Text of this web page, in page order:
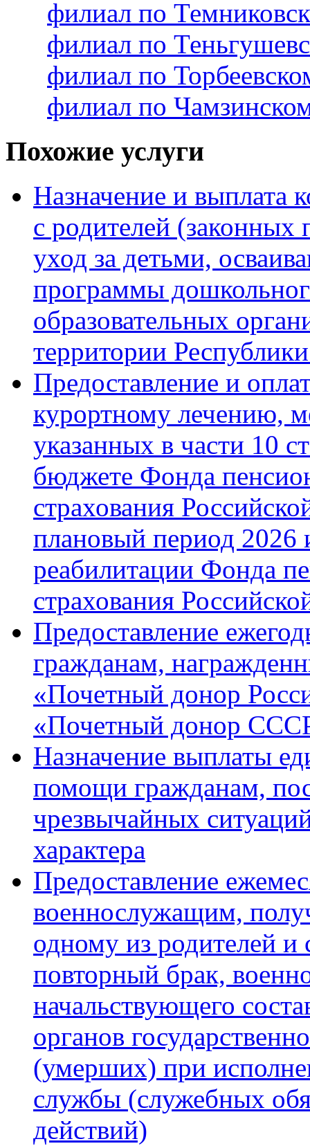
филиал по
филиал по
филиал по
филиал по
Похожие услуги
Назначение и выплата
с родителей (законных
уход за детьми,
программы
образовательных
территории
Предоставление и
курортному лечению,
указанных в части 10
бюджете Фонда
страхования
плановый период 2026
реабилитации Фонда
страхования
Предоставление
гражданам,
«Почетный донор
«Почетный донор
Назначение выплаты
помощи гражданам,
чрезвычайных
характера
Предоставление
военнослужащим,
одному из родителей и
повторный брак,
начальствующего
органов
(умерших) при
службы (служебных
действий)